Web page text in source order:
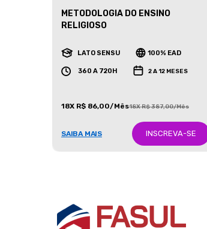
METODOLOGIA DO ENSINO
RELIGIOSO
LATO SENSU 100% EAD
360 A 720H 2 A 12 MESES
18X R$ 86,00/Mês18X R$ 387,00/Mês
SAIBA MAIS INSCREVA-SE